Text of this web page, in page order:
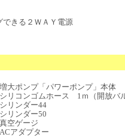
できる２ＷＡＹ電源
ト内容
大ポンプ「パワーポンプ」本体
リコンゴムホース 1ｍ（開放バル
リンダー44
リンダー50
空ゲージ
アダプター